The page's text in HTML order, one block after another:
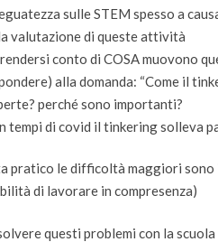
sulle STEM spesso a
valutazione di queste attività
conto di COSA muovono
alla domanda: “Come il
perché sono importanti?
tempi di covid il tinkering solleva
pratico le difficoltà maggiori sono
di lavorare in compresenza)
questi problemi con la